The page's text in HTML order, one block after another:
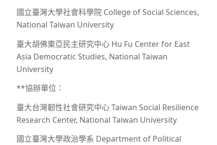
國立臺灣大學社會科學院 College of Social Sciences,
National Taiwan University
臺大胡佛東亞民主研究中心 Hu Fu Center for East
Asia Democratic Studies, National Taiwan
University
**協辦單位：
臺大台灣韌性社會研究中心 Taiwan Social Resilience
Research Center, National Taiwan University
國立臺灣大學政治學系 Department of Political